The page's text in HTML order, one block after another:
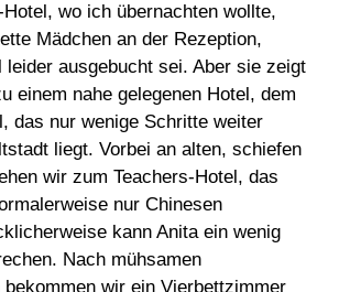
Hotel, wo ich übernachten wollte,
Mädchen an der Rezeption,
leider ausgebucht sei. Aber sie zeigt
einem nahe gelegenen Hotel, dem
das nur wenige Schritte weiter
liegt. Vorbei an alten, schiefen
wir zum Teachers-Hotel, das
nur Chinesen
kann Anita ein wenig
Nach mühsamen
bekommen wir ein Vierbettzimmer